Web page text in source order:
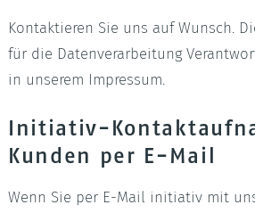
Kontaktieren Sie uns auf Wunsch.
für die Datenverarbeitung
in unserem Impressum.
Initiativ-
Kunden per E-Mail
Wenn Sie per E-Mail initiativ mit